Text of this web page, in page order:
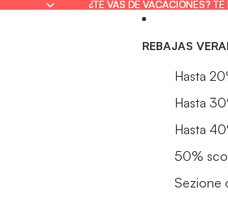
¿TE VAS DE VACACIONES?
¿TE VAS DE VACACIONES?
REBAJAS
Hasta
Hasta
Hasta
50%
Sezione